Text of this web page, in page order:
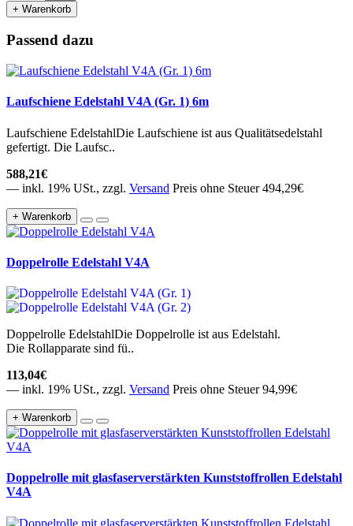
+ Warenkorb
Passend dazu
Laufschiene Edelstahl V4A (Gr. 1) 6m
Laufschiene EdelstahlDie Laufschiene ist aus Qualitätsedelstahl
gefertigt. Die Laufsc..
588,21€
— inkl. 19% USt., zzgl. Versand Preis ohne Steuer 494,29€
+ Warenkorb
Doppelrolle Edelstahl V4A
Doppelrolle EdelstahlDie Doppelrolle ist aus Edelstahl.
Die Rollapparate sind fü..
113,04€
— inkl. 19% USt., zzgl. Versand Preis ohne Steuer 94,99€
+ Warenkorb
Doppelrolle mit glasfaserverstärkten Kunststoffrollen Edelstahl
V4A